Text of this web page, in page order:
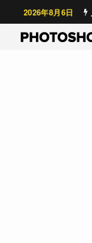
2026年8月6日